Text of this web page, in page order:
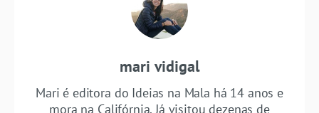
mari vidigal
Mari é editora do Ideias na Mala há 14 anos e
mora na Califórnia. Já visitou dezenas de